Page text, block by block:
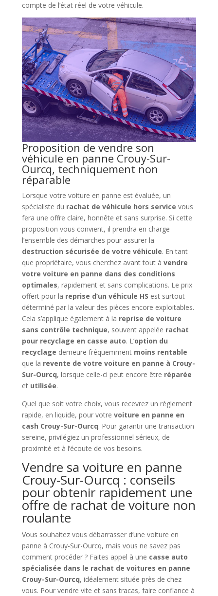
compte de l’état réel de votre véhicule.
Proposition de vendre son
véhicule en panne Crouy-Sur-
Ourcq, techniquement non
réparable
Lorsque votre voiture en panne est évaluée, un
spécialiste du rachat de véhicule hors service vous
fera une offre claire, honnête et sans surprise. Si cette
proposition vous convient, il prendra en charge
l’ensemble des démarches pour assurer la
destruction sécurisée de votre véhicule. En tant
que propriétaire, vous cherchez avant tout à vendre
votre voiture en panne dans des conditions
optimales, rapidement et sans complications. Le prix
offert pour la reprise d’un véhicule HS est surtout
déterminé par la valeur des pièces encore exploitables.
Cela s’applique également à la reprise de voiture
sans contrôle technique, souvent appelée rachat
pour recyclage en casse auto. L’option du
recyclage demeure fréquemment moins rentable
que la revente de votre voiture en panne à Crouy-
Sur-Ourcq, lorsque celle-ci peut encore être réparée
et utilisée.
Quel que soit votre choix, vous recevrez un règlement
rapide, en liquide, pour votre voiture en panne en
cash Crouy-Sur-Ourcq. Pour garantir une transaction
sereine, privilégiez un professionnel sérieux, de
proximité et à l’écoute de vos besoins.
Vendre sa voiture en panne
Crouy-Sur-Ourcq : conseils
pour obtenir rapidement une
offre de rachat de voiture non
roulante
Vous souhaitez vous débarrasser d’une voiture en
panne à Crouy-Sur-Ourcq, mais vous ne savez pas
comment procéder ? Faites appel à une casse auto
spécialisée dans le rachat de voitures en panne
Crouy-Sur-Ourcq, idéalement située près de chez
vous. Pour vendre vite et sans tracas, faire confiance à